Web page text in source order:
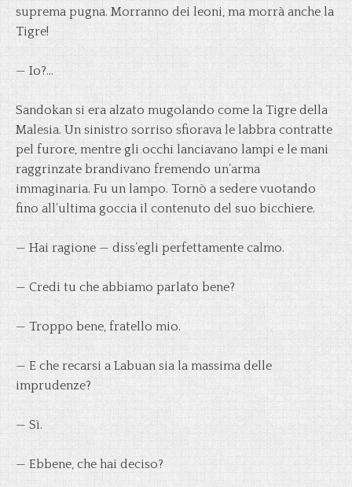
suprema pugna. Morranno dei leoni, ma morrà anche la
Tigre!
— Io?…
Sandokan si era alzato mugolando come la Tigre della
Malesia. Un sinistro sorriso sfiorava le labbra contratte
pel furore, mentre gli occhi lanciavano lampi e le mani
raggrinzate brandivano fremendo un’arma
immaginaria. Fu un lampo. Tornò a sedere vuotando
fino all’ultima goccia il contenuto del suo bicchiere.
— Hai ragione — diss’egli perfettamente calmo.
— Credi tu che abbiamo parlato bene?
— Troppo bene, fratello mio.
— E che recarsi a Labuan sia la massima delle
imprudenze?
— Sì.
— Ebbene, che hai deciso?